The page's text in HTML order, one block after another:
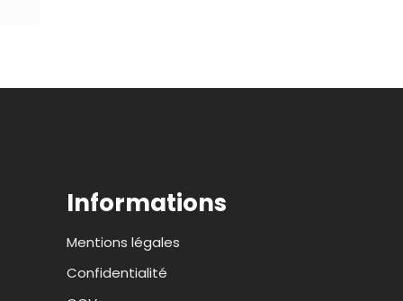
Informations
Mentions légales
Confidentialité